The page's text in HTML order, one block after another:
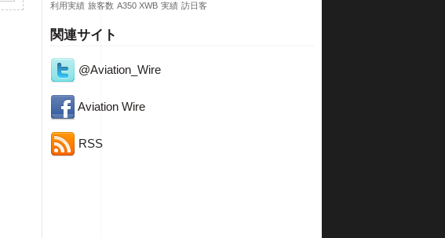
利用実績 旅客数 A350 XWB 実績 訪日客
関連サイト
@Aviation_Wire
Aviation Wire
RSS